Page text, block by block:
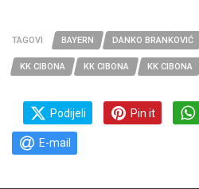
TAGOVI BAYERN DANKO BRANKOVIĆ
KK CIBONA KK CIBONA KK CIBONA
Podijeli Pin it
E-mail